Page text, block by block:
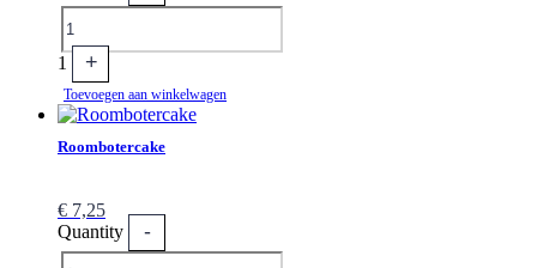
1 +
Toevoegen aan winkelwagen
Roombotercake
€ 7,25
Quantity
-